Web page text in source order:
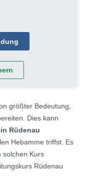
größter Bedeutung,
Dies kann
Rüdenau
Hebamme triffst. Es
solchen Kurs
Rüdenau